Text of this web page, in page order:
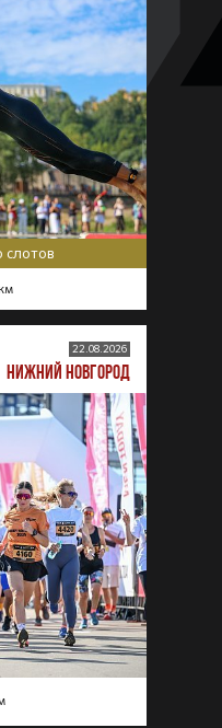
слотов
км
22.08.2026
НИЖНИЙ НОВГОРОД